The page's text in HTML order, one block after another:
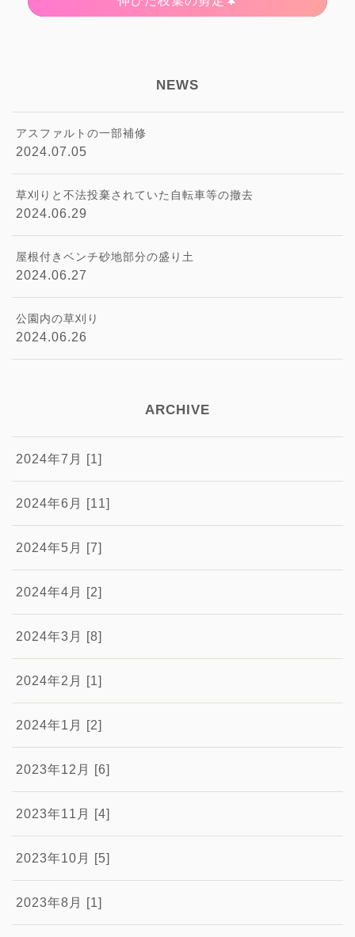
NEWS
アスファルトの一部補修
2024.07.05
草刈りと不法投棄されていた自転車等の撤去
2024.06.29
屋根付きベンチ砂地部分の盛り土
2024.06.27
公園内の草刈り
2024.06.26
ARCHIVE
2024年7月 [1]
2024年6月 [11]
2024年5月 [7]
2024年4月 [2]
2024年3月 [8]
2024年2月 [1]
2024年1月 [2]
2023年12月 [6]
2023年11月 [4]
2023年10月 [5]
2023年8月 [1]